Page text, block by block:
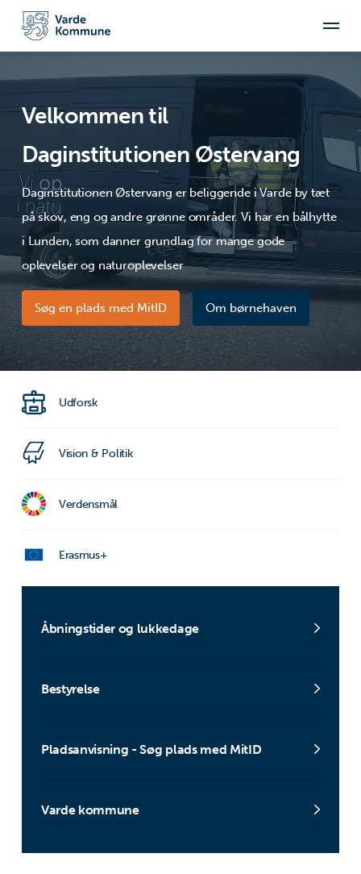
Velkommen til
Daginstitutionen Østervang
Daginstitutionen Østervang er beliggende i Varde by tæt
på skov, eng og andre grønne områder. Vi har en bålhytte
i Lunden, som danner grundlag for mange gode
oplevelser og naturoplevelser
Søg en plads med MitID Om børnehaven
Udforsk
Vision & Politik
Verdensmål
Erasmus+
Åbningstider og lukkedage
Bestyrelse
Pladsanvisning - Søg plads med MitID
Varde kommune